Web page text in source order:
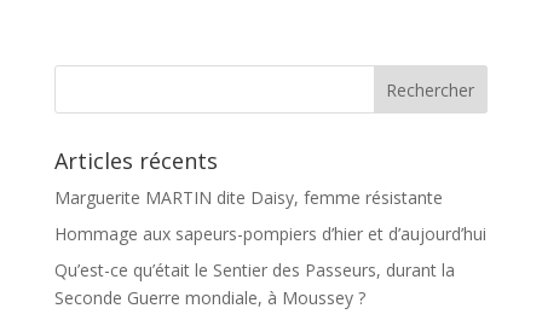
o e
Articles récents
Marguerite MARTIN dite Daisy, femme résistante
Hommage aux sapeurs-pompiers d’hier et d’aujourd’hui
Qu’est-ce qu’était le Sentier des Passeurs, durant la
Seconde Guerre mondiale, à Moussey ?